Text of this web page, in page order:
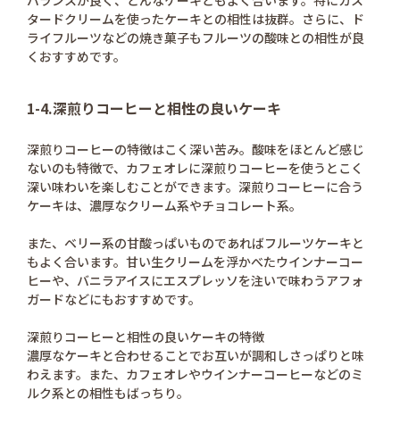
タードクリームを使ったケーキとの相性は抜群。さらに、ド
ライフルーツなどの焼き菓子もフルーツの酸味との相性が良
くおすすめです。
1-4.深煎りコーヒーと相性の良いケーキ
深煎りコーヒーの特徴はこく深い苦み。酸味をほとんど感じ
ないのも特徴で、カフェオレに深煎りコーヒーを使うとこく
深い味わいを楽しむことができます。深煎りコーヒーに合う
ケーキは、濃厚なクリーム系やチョコレート系。
また、ベリー系の甘酸っぱいものであればフルーツケーキと
もよく合います。甘い生クリームを浮かべたウインナーコー
ヒーや、バニラアイスにエスプレッソを注いで味わうアフォ
ガードなどにもおすすめです。
深煎りコーヒーと相性の良いケーキの特徴
濃厚なケーキと合わせることでお互いが調和しさっぱりと味
わえます。また、カフェオレやウインナーコーヒーなどのミ
ルク系との相性もばっちり。